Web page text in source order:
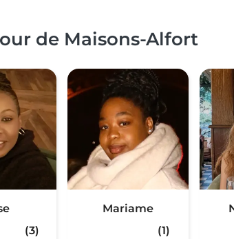
de Maisons-Alfort
(3)
Mariame
(1)